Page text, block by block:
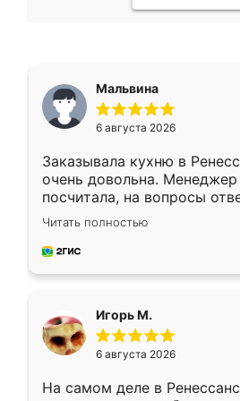
Мальвина
6 августа 2026
Заказывала кухню в
очень довольна.
посчитала, на вопросы
Замерщик приехал в
делу со всей
за день, ребята работали
Читать полностью
Игорь М.
6 августа 2026
На самом деле в